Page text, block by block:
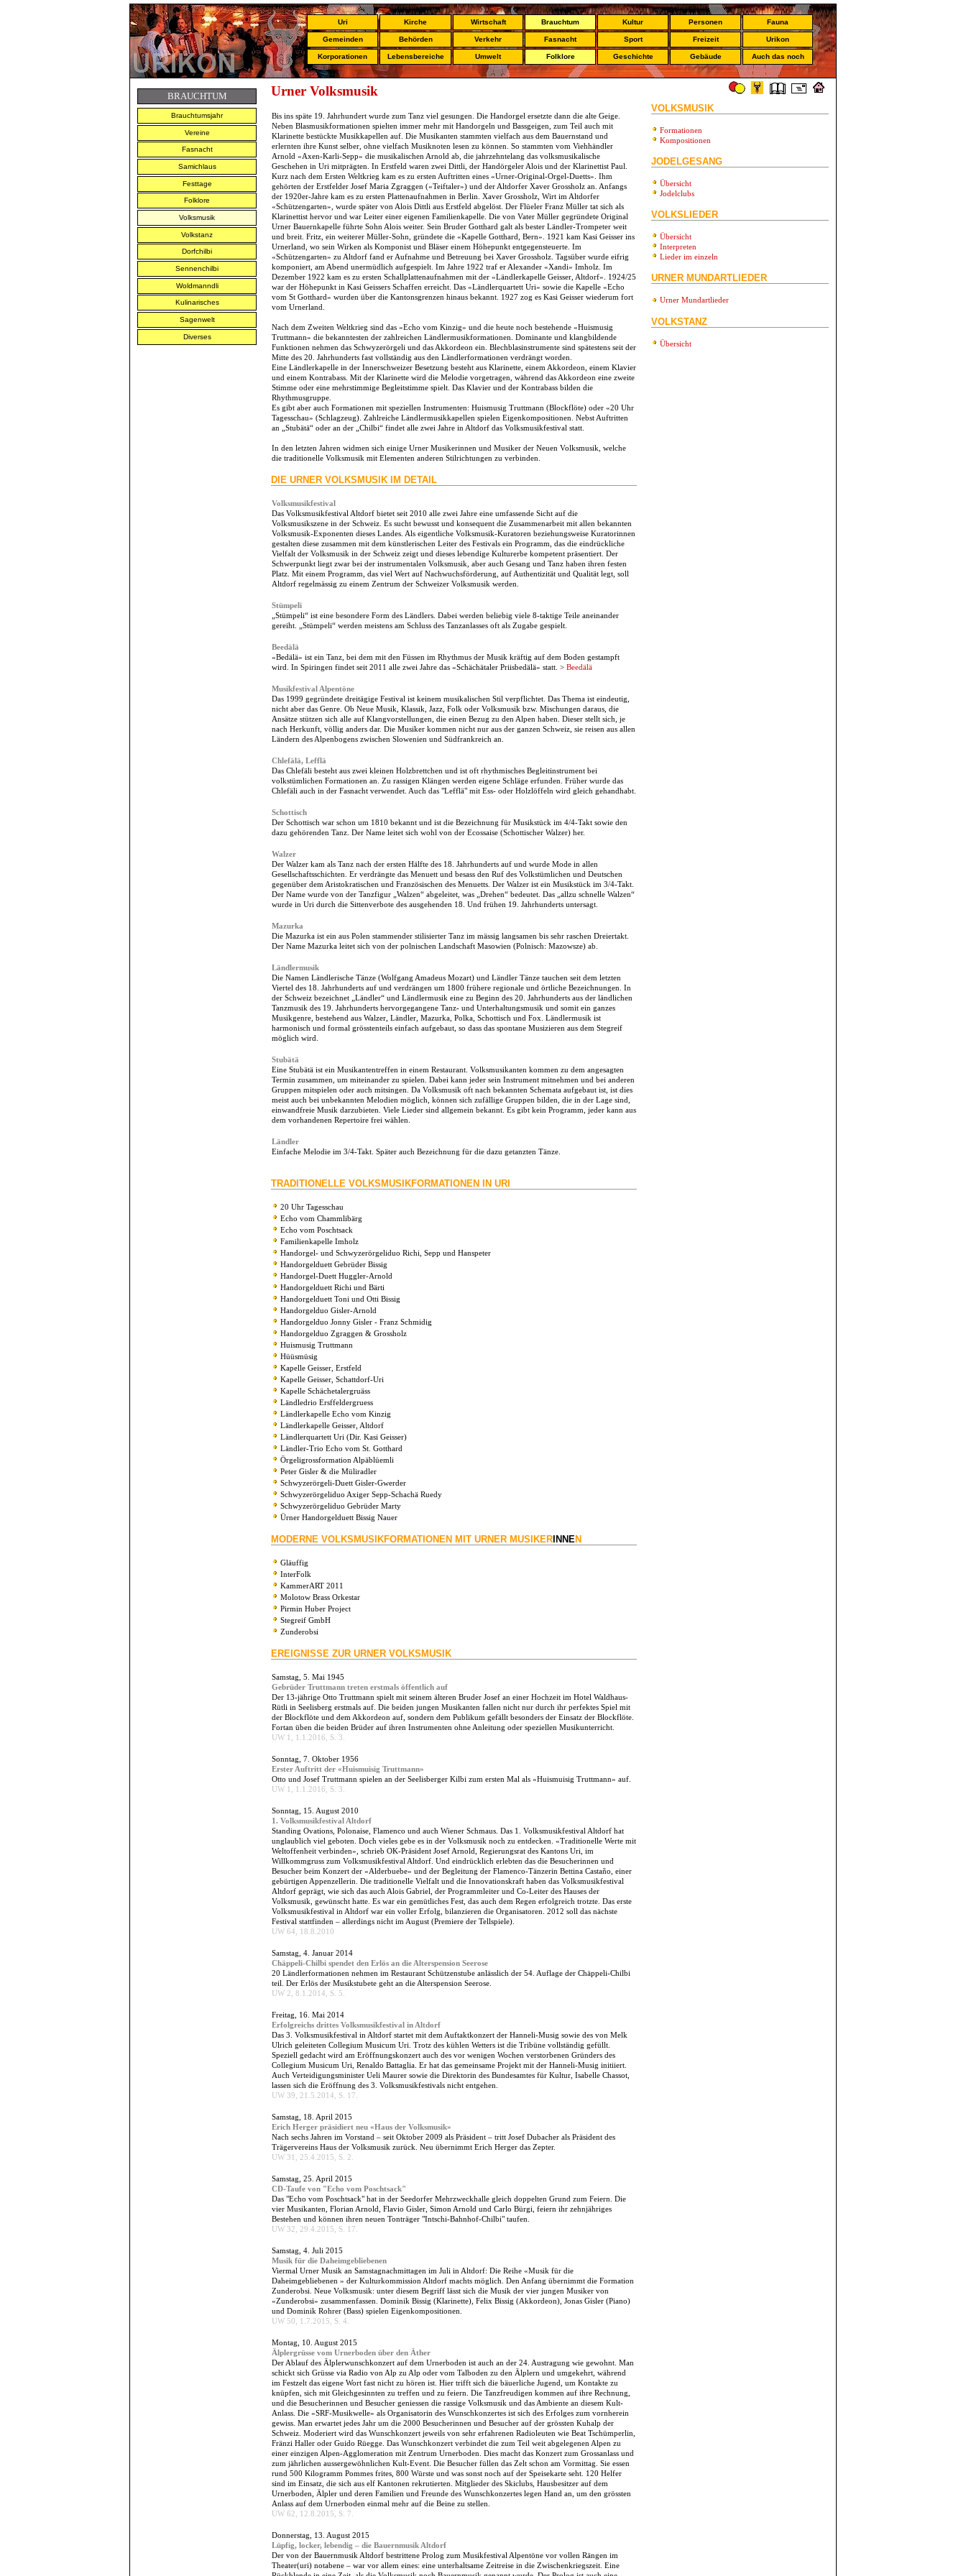
Uri Kirche Wirtschaft Brauchtum Kultur Personen Fauna
Gemeinden Behörden Verkehr Fasnacht Sport Freizeit Urikon
Korporationen Lebensbereiche Umwelt Folklore Geschichte Gebäude Auch das noch
BRAUCHTUM
Brauchtumsjahr
Vereine
Fasnacht
Samichlaus
Festtage
Folklore
Volksmusik
Volkstanz
Dorfchilbi
Sennenchilbi
Woldmanndli
Kulinarisches
Sagenwelt
Diverses
Urner Volksmusik
Bis ins späte 19. Jahrhundert wurde zum Tanz viel gesungen. Die Handorgel ersetzte dann die alte Geige.
Neben Blasmusikformationen spielten immer mehr mit Handorgeln und Bassgeigen, zum Teil auch mit
Klarinette bestückte Musikkapellen auf. Die Musikanten stammten vielfach aus dem Bauernstand und
erlernten ihre Kunst selber, ohne vielfach Musiknoten lesen zu können. So stammten vom Viehhändler
Arnold «Axen-Karli-Sepp» die musikalischen Arnold ab, die jahrzehntelang das volksmusikalische
Geschehen in Uri mitprägten. In Erstfeld waren zwei Dittli, der Handörgeler Alois und der Klarinettist Paul.
Kurz nach dem Ersten Weltkrieg kam es zu ersten Auftritten eines «Urner-Original-Orgel-Duetts». Ihm
gehörten der Erstfelder Josef Maria Zgraggen («Teiftaler») und der Altdorfer Xaver Grossholz an. Anfangs
der 1920er-Jahre kam es zu ersten Plattenaufnahmen in Berlin. Xaver Grossholz, Wirt im Altdorfer
«Schützengarten», wurde später von Alois Dittli aus Erstfeld abgelöst. Der Flüeler Franz Müller tat sich als
Klarinettist hervor und war Leiter einer eigenen Familienkapelle. Die von Vater Müller gegründete Original
Urner Bauernkapelle führte Sohn Alois weiter. Sein Bruder Gotthard galt als bester Ländler-Trompeter weit
und breit. Fritz, ein weiterer Müller-Sohn, gründete die «Kapelle Gotthard, Bern». 1921 kam Kasi Geisser ins
Urnerland, wo sein Wirken als Komponist und Bläser einem Höhepunkt entgegensteuerte. Im
«Schützengarten» zu Altdorf fand er Aufnahme und Betreuung bei Xaver Grossholz. Tagsüber wurde eifrig
komponiert, am Abend unermüdlich aufgespielt. Im Jahre 1922 traf er Alexander «Xandi» Imholz. Im
Dezember 1922 kam es zu ersten Schallplattenaufnahmen mit der «Ländlerkapelle Geisser, Altdorf». 1924/25
war der Höhepunkt in Kasi Geissers Schaffen erreicht. Das «Ländlerquartett Uri» sowie die Kapelle «Echo
vom St Gotthard» wurden über die Kantonsgrenzen hinaus bekannt. 1927 zog es Kasi Geisser wiederum fort
vom Urnerland.
Nach dem Zweiten Weltkrieg sind das «Echo vom Kinzig» und die heute noch bestehende «Huismusig
Truttmann» die bekanntesten der zahlreichen Ländlermusikformationen. Dominante und klangbildende
Funktionen nehmen das Schwyzerörgeli und das Akkordeon ein. Blechblasinstrumente sind spätestens seit der
Mitte des 20. Jahrhunderts fast vollständig aus den Ländlerformationen verdrängt worden.
Eine Ländlerkapelle in der Innerschweizer Besetzung besteht aus Klarinette, einem Akkordeon, einem Klavier
und einem Kontrabass. Mit der Klarinette wird die Melodie vorgetragen, während das Akkordeon eine zweite
Stimme oder eine mehrstimmige Begleitstimme spielt. Das Klavier und der Kontrabass bilden die
Rhythmusgruppe.
Es gibt aber auch Formationen mit speziellen Instrumenten: Huismusig Truttmann (Blockflöte) oder «20 Uhr
Tagesschau» (Schlagzeug). Zahlreiche Ländlermusikkapellen spielen Eigenkompositionen. Nebst Auftritten
an „Stubätä“ oder an der „Chilbi“ findet alle zwei Jahre in Altdorf das Volksmusikfestival statt.
In den letzten Jahren widmen sich einige Urner Musikerinnen und Musiker der Neuen Volksmusik, welche
die traditionelle Volksmusik mit Elementen anderen Stilrichtungen zu verbinden.
DIE URNER VOLKSMUSIK IM DETAIL
Volksmusikfestival
Das Volksmusikfestival Altdorf bietet seit 2010 alle zwei Jahre eine umfassende Sicht auf die
Volksmusikszene in der Schweiz. Es sucht bewusst und konsequent die Zusammenarbeit mit allen bekannten
Volksmusik-Exponenten dieses Landes. Als eigentliche Volksmusik-Kuratoren beziehungsweise Kuratorinnen
gestalten diese zusammen mit dem künstlerischen Leiter des Festivals ein Programm, das die eindrückliche
Vielfalt der Volksmusik in der Schweiz zeigt und dieses lebendige Kulturerbe kompetent präsentiert. Der
Schwerpunkt liegt zwar bei der instrumentalen Volksmusik, aber auch Gesang und Tanz haben ihren festen
Platz. Mit einem Programm, das viel Wert auf Nachwuchsförderung, auf Authentizität und Qualität legt, soll
Altdorf regelmässig zu einem Zentrum der Schweizer Volksmusik werden.
Stümpeli
„Stümpeli“ ist eine besondere Form des Ländlers. Dabei werden beliebig viele 8-taktige Teile aneinander
gereiht. „Stümpeli“ werden meistens am Schluss des Tanzanlasses oft als Zugabe gespielt.
Beedälä
«Bedälä» ist ein Tanz, bei dem mit den Füssen im Rhythmus der Musik kräftig auf dem Boden gestampft
wird. In Spiringen findet seit 2011 alle zwei Jahre das «Schächätaler Priisbedälä» statt. > Beedälä
Musikfestival Alpentöne
Das 1999 gegründete dreitägige Festival ist keinem musikalischen Stil verpflichtet. Das Thema ist eindeutig,
nicht aber das Genre. Ob Neue Musik, Klassik, Jazz, Folk oder Volksmusik bzw. Mischungen daraus, die
Ansätze stützen sich alle auf Klangvorstellungen, die einen Bezug zu den Alpen haben. Dieser stellt sich, je
nach Herkunft, völlig anders dar. Die Musiker kommen nicht nur aus der ganzen Schweiz, sie reisen aus allen
Ländern des Alpenbogens zwischen Slowenien und Südfrankreich an.
Chlefälä, Lefflä
Das Chlefäli besteht aus zwei kleinen Holzbrettchen und ist oft rhythmisches Begleitinstrument bei
volkstümlichen Formationen an. Zu rassigen Klängen werden eigene Schläge erfunden. Früher wurde das
Chlefäli auch in der Fasnacht verwendet. Auch das "Lefflä" mit Ess- oder Holzlöffeln wird gleich gehandhabt.
Schottisch
Der Schottisch war schon um 1810 bekannt und ist die Bezeichnung für Musikstück im 4/4-Takt sowie den
dazu gehörenden Tanz. Der Name leitet sich wohl von der Ecossaise (Schottischer Walzer) her.
Walzer
Der Walzer kam als Tanz nach der ersten Hälfte des 18. Jahrhunderts auf und wurde Mode in allen
Gesellschaftsschichten. Er verdrängte das Menuett und besass den Ruf des Volkstümlichen und Deutschen
gegenüber dem Aristokratischen und Französischen des Menuetts. Der Walzer ist ein Musikstück im 3/4-Takt.
Der Name wurde von der Tanzfigur „Walzen“ abgeleitet, was „Drehen“ bedeutet. Das „allzu schnelle Walzen“
wurde in Uri durch die Sittenverbote des ausgehenden 18. Und frühen 19. Jahrhunderts untersagt.
Mazurka
Die Mazurka ist ein aus Polen stammender stilisierter Tanz im mässig langsamen bis sehr raschen Dreiertakt.
Der Name Mazurka leitet sich von der polnischen Landschaft Masowien (Polnisch: Mazowsze) ab.
Ländlermusik
Die Namen Ländlerische Tänze (Wolfgang Amadeus Mozart) und Ländler Tänze tauchen seit dem letzten
Viertel des 18. Jahrhunderts auf und verdrängen um 1800 frühere regionale und örtliche Bezeichnungen. In
der Schweiz bezeichnet „Ländler“ und Ländlermusik eine zu Beginn des 20. Jahrhunderts aus der ländlichen
Tanzmusik des 19. Jahrhunderts hervorgegangene Tanz- und Unterhaltungsmusik und somit ein ganzes
Musikgenre, bestehend aus Walzer, Ländler, Mazurka, Polka, Schottisch und Fox. Ländlermusik ist
harmonisch und formal grösstenteils einfach aufgebaut, so dass das spontane Musizieren aus dem Stegreif
möglich wird.
Stubätä
Eine Stubätä ist ein Musikantentreffen in einem Restaurant. Volksmusikanten kommen zu dem angesagten
Termin zusammen, um miteinander zu spielen. Dabei kann jeder sein Instrument mitnehmen und bei anderen
Gruppen mitspielen oder auch mitsingen. Da Volksmusik oft nach bekannten Schemata aufgebaut ist, ist dies
meist auch bei unbekannten Melodien möglich, können sich zufällige Gruppen bilden, die in der Lage sind,
einwandfreie Musik darzubieten. Viele Lieder sind allgemein bekannt. Es gibt kein Programm, jeder kann aus
dem vorhandenen Repertoire frei wählen.
Ländler
Einfache Melodie im 3/4-Takt. Später auch Bezeichnung für die dazu getanzten Tänze.
TRADITIONELLE VOLKSMUSIKFORMATIONEN IN URI
20 Uhr Tagesschau
Echo vom Chammlibärg
Echo vom Poschtsack
Familienkapelle Imholz
Handorgel- und Schwyzerörgeliduo Richi, Sepp und Hanspeter
Handorgelduett Gebrüder Bissig
Handorgel-Duett Huggler-Arnold
Handorgelduett Richi und Bärti
Handorgelduett Toni und Otti Bissig
Handorgelduo Gisler-Arnold
Handorgelduo Jonny Gisler - Franz Schmidig
Handorgelduo Zgraggen & Grossholz
Huismusig Truttmann
Hüüsmüsig
Kapelle Geisser, Erstfeld
Kapelle Geisser, Schattdorf-Uri
Kapelle Schächetalergruäss
Ländledrio Ersffeldergruess
Ländlerkapelle Echo vom Kinzig
Ländlerkapelle Geisser, Altdorf
Ländlerquartett Uri (Dir. Kasi Geisser)
Ländler-Trio Echo vom St. Gotthard
Örgeligrossformation Alpäblüemli
Peter Gisler & die Müliradler
Schwyzerörgeli-Duett Gisler-Gwerder
Schwyzerörgeliduo Axiger Sepp-Schachä Ruedy
Schwyzerörgeliduo Gebrüder Marty
Ürner Handorgelduett Bissig Nauer
MODERNE VOLKSMUSIKFORMATIONEN MIT URNER MUSIKER INNEN
Gläuffig
InterFolk
KammerART 2011
Molotow Brass Orkestar
Pirmin Huber Project
Stegreif GmbH
Zunderobsi
EREIGNISSE ZUR URNER VOLKSMUSIK
Samstag, 5. Mai 1945
Gebrüder Truttmann treten erstmals öffentlich auf
Der 13-jährige Otto Truttmann spielt mit seinem älteren Bruder Josef an einer Hochzeit im Hotel Waldhaus-
Rütli in Seelisberg erstmals auf. Die beiden jungen Musikanten fallen nicht nur durch ihr perfektes Spiel mit
der Blockflöte und dem Akkordeon auf, sondern dem Publikum gefällt besonders der Einsatz der Blockflöte.
Fortan üben die beiden Brüder auf ihren Instrumenten ohne Anleitung oder speziellen Musikunterricht.
UW 1, 1.1.2016, S. 3.
Sonntag, 7. Oktober 1956
Erster Auftritt der «Huismuisig Truttmann»
Otto und Josef Truttmann spielen an der Seelisberger Kilbi zum ersten Mal als «Huismuisig Truttmann» auf.
UW 1, 1.1.2016, S. 3.
Sonntag, 15. August 2010
1. Volksmusikfestival Altdorf
Standing Ovations, Polonaise, Flamenco und auch Wiener Schmaus. Das 1. Volksmusikfestival Altdorf hat
unglaublich viel geboten. Doch vieles gebe es in der Volksmusik noch zu entdecken. «Traditionelle Werte mit
Weltoffenheit verbinden», schrieb OK-Präsident Josef Arnold, Regierungsrat des Kantons Uri, im
Willkommgruss zum Volksmusikfestival Altdorf. Und eindrücklich erlebten das die Besucherinnen und
Besucher beim Konzert der «Alderbuebe» und der Begleitung der Flamenco-Tänzerin Bettina Castaño, einer
gebürtigen Appenzellerin. Die traditionelle Vielfalt und die Innovationskraft haben das Volksmusikfestival
Altdorf geprägt, wie sich das auch Alois Gabriel, der Programmleiter und Co-Leiter des Hauses der
Volksmusik, gewünscht hatte. Es war ein gemütliches Fest, das auch dem Regen erfolgreich trotzte. Das erste
Volksmusikfestival in Altdorf war ein voller Erfolg, bilanzieren die Organisatoren. 2012 soll das nächste
Festival stattfinden – allerdings nicht im August (Premiere der Tellspiele).
UW 64, 18.8.2010
Samstag, 4. Januar 2014
Chäppeli-Chilbi spendet den Erlös an die Alterspension Seerose
20 Ländlerformationen nehmen im Restaurant Schützenstube anlässlich der 54. Auflage der Chäppeli-Chilbi
teil. Der Erlös der Musikstubete geht an die Alterspension Seerose.
UW 2, 8.1.2014, S. 5.
Freitag, 16. Mai 2014
Erfolgreichs drittes Volksmusikfestival in Altdorf
Das 3. Volksmusikfestival in Altdorf startet mit dem Auftaktkonzert der Hanneli-Musig sowie des von Melk
Ulrich geleiteten Collegium Musicum Uri. Trotz des kühlen Wetters ist die Tribüne vollständig gefüllt.
Speziell gedacht wird am Eröffnungskonzert auch des vor wenigen Wochen verstorbenen Gründers des
Collegium Musicum Uri, Renaldo Battaglia. Er hat das gemeinsame Projekt mit der Hanneli-Musig initiiert.
Auch Verteidigungsminister Ueli Maurer sowie die Direktorin des Bundesamtes für Kultur, Isabelle Chassot,
lassen sich die Eröffnung des 3. Volksmusikfestivals nicht entgehen.
UW 39, 21.5.2014, S. 17.
Samstag, 18. April 2015
Erich Herger präsidiert neu «Haus der Volksmusik»
Nach sechs Jahren im Vorstand – seit Oktober 2009 als Präsident – tritt Josef Dubacher als Präsident des
Trägervereins Haus der Volksmusik zurück. Neu übernimmt Erich Herger das Zepter.
UW 31, 25.4.2015, S. 2.
Samstag, 25. April 2015
CD-Taufe von "Echo vom Poschtsack"
Das "Echo vom Poschtsack" hat in der Seedorfer Mehrzweckhalle gleich doppelten Grund zum Feiern. Die
vier Musikanten, Florian Arnold, Flavio Gisler, Simon Arnold und Carlo Bürgi, feiern ihr zehnjähriges
Bestehen und können ihren neuen Tonträger "Intschi-Bahnhof-Chilbi" taufen.
UW 32, 29.4.2015, S. 17.
Samstag, 4. Juli 2015
Musik für die Daheimgebliebenen
Viermal Urner Musik an Samstagnachmittagen im Juli in Altdorf: Die Reihe «Musik für die
Daheimgebliebenen » der Kulturkommission Altdorf machts möglich. Den Anfang übernimmt die Formation
Zunderobsi. Neue Volksmusik: unter diesem Begriff lässt sich die Musik der vier jungen Musiker von
«Zunderobsi» zusammenfassen. Dominik Bissig (Klarinette), Felix Bissig (Akkordeon), Jonas Gisler (Piano)
und Dominik Rohrer (Bass) spielen Eigenkompositionen.
UW 50, 1.7.2015, S. 4.
Montag, 10. August 2015
Älplergrüsse vom Urnerboden über den Äther
Der Ablauf des Älplerwunschkonzert auf dem Urnerboden ist auch an der 24. Austragung wie gewohnt. Man
schickt sich Grüsse via Radio von Alp zu Alp oder vom Talboden zu den Älplern und umgekehrt, während
im Festzelt das eigene Wort fast nicht zu hören ist. Hier trifft sich die bäuerliche Jugend, um Kontakte zu
knüpfen, sich mit Gleichgesinnten zu treffen und zu feiern. Die Tanzfreudigen kommen auf ihre Rechnung,
und die Besucherinnen und Besucher geniessen die rassige Volksmusik und das Ambiente an diesem Kult-
Anlass. Die «SRF-Musikwelle» als Organisatorin des Wunschkonzertes ist sich des Erfolges zum vornherein
gewiss. Man erwartet jedes Jahr um die 2000 Besucherinnen und Besucher auf der grössten Kuhalp der
Schweiz. Moderiert wird das Wunschkonzert jeweils von sehr erfahrenen Radioleuten wie Beat Tschümperlin,
Fränzi Haller oder Guido Rüegge. Das Wunschkonzert verbindet die zum Teil weit abgelegenen Alpen zu
einer einzigen Alpen-Agglomeration mit Zentrum Urnerboden. Dies macht das Konzert zum Grossanlass und
zum jährlichen aussergewöhnlichen Kult-Event. Die Besucher füllen das Zelt schon am Vormittag. Sie essen
rund 500 Kilogramm Pommes frites, 800 Würste und was sonst noch auf der Speisekarte seht. 120 Helfer
sind im Einsatz, die sich aus elf Kantonen rekrutierten. Mitglieder des Skiclubs, Hausbesitzer auf dem
Urnerboden, Älpler und deren Familien und Freunde des Wunschkonzertes legen Hand an, um den grössten
Anlass auf dem Urnerboden einmal mehr auf die Beine zu stellen.
UW 62, 12.8.2015, S. 7.
Donnerstag, 13. August 2015
Lüpfig, locker, lebendig – die Bauernmusik Altdorf
Der von der Bauernmusik Altdorf bestrittene Prolog zum Musikfestival Alpentöne vor vollen Rängen im
Theater(uri) notabene – war vor allem eines: eine unterhaltsame Zeitreise in die Zwischenkriegszeit. Eine
VOLKSMUSIK
Formationen
Kompositionen
JODELGESANG
Übersicht
Jodelclubs
VOLKSLIEDER
Übersicht
Interpreten
Lieder im einzeln
URNER MUNDARTLIEDER
Urner Mundartlieder
VOLKSTANZ
Übersicht